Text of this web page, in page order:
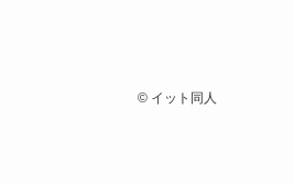
© イット同人